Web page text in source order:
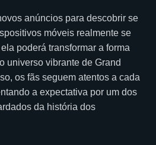
anúncios para descobrir se
móveis realmente se
poderá transformar a forma
universo vibrante de Grand
os fãs seguem atentos a cada
a expectativa por um dos
da história dos